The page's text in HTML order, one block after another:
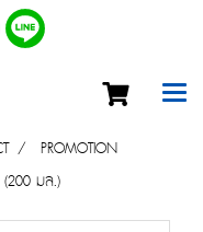
PROMOTION
มล.)